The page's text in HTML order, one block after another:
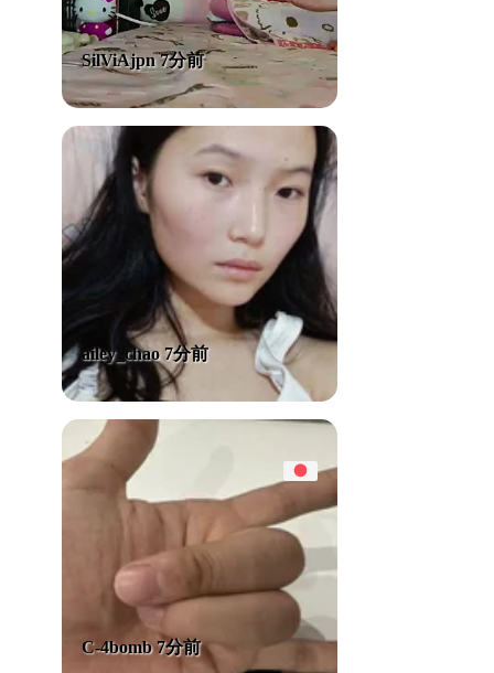
SilViAjpn 7分前
ailey_chao 7分前
C-4bomb 7分前